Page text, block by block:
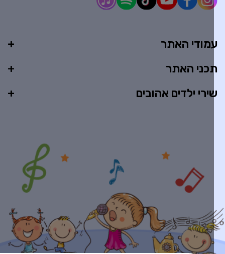
האתר
האתר
ילדים אהובים